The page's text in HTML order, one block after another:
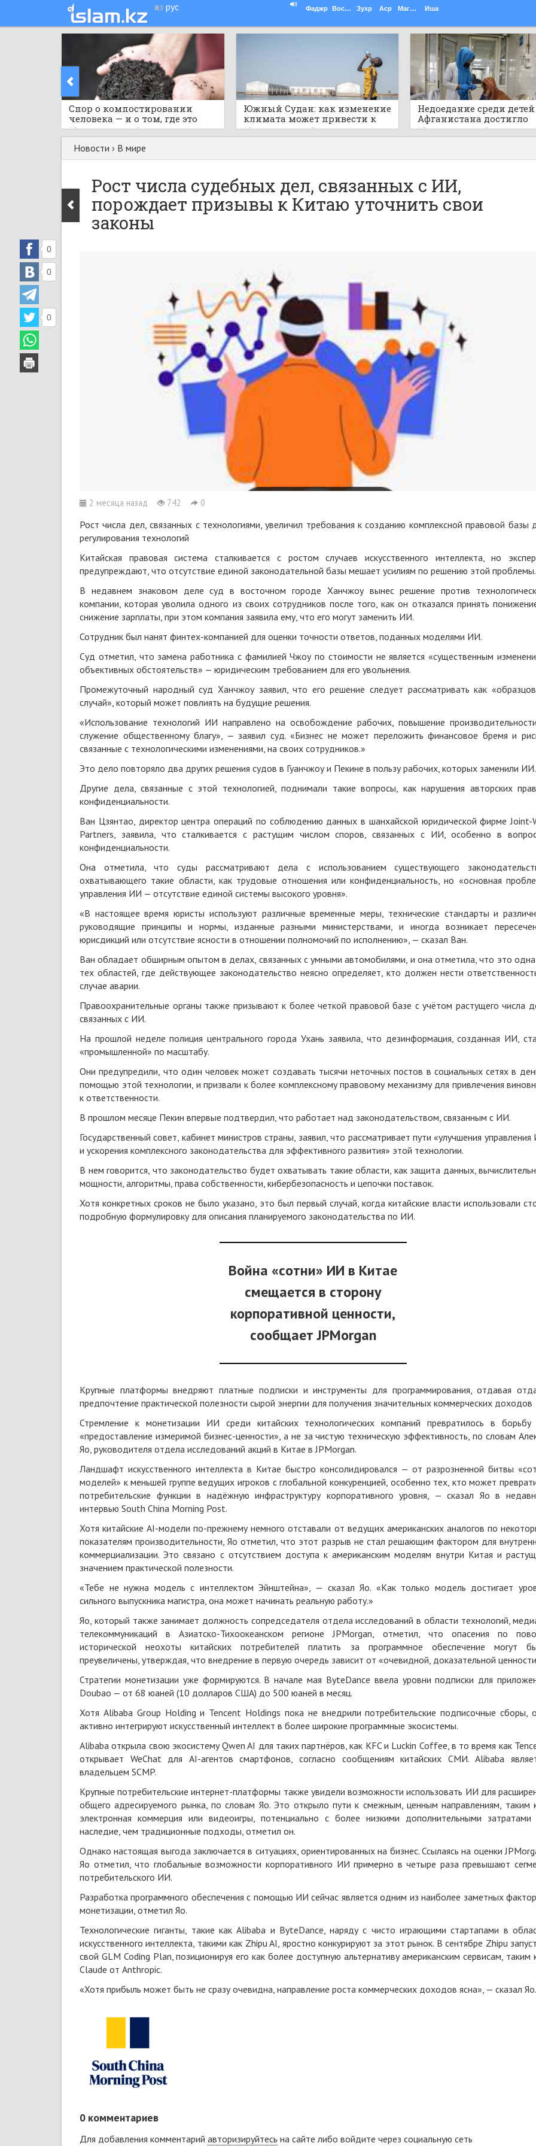
қаз рус Фаджр Восход Зухр Аср Магриб Иша
Спор о компостировании
человека — и о том, где это
легально
15 часов назад 0
Южный Судан: как изменение
климата может привести к
токсичной воде
19 часов назад 0
Недоедание среди детей
Афганистана достигло
катастрофических
19 часов назад 0
Новости › В мире
Рост числа судебных дел, связанных с ИИ,
порождает призывы к Китаю уточнить свои
законы
2 месяца назад 742 0
0
0
0
Рост числа дел, связанных с технологиями, увеличил требования к созданию комплексной правовой базы
регулирования технологий
Китайская правовая система сталкивается с ростом случаев искусственного интеллекта, но
предупреждают, что отсутствие единой законодательной базы мешает усилиям по решению этой проблемы.
В недавнем знаковом деле суд в восточном городе Ханчжоу вынес решение против
компании, которая уволила одного из своих сотрудников после того, как он отказался принять
снижение зарплаты, при этом компания заявила ему, что его могут заменить ИИ.
Сотрудник был нанят финтех-компанией для оценки точности ответов, поданных моделями ИИ.
Суд отметил, что замена работника с фамилией Чжоу по стоимости не является «существенным
объективных обстоятельств» — юридическим требованием для его увольнения.
Промежуточный народный суд Ханчжоу заявил, что его решение следует рассматривать как
случай», который может повлиять на будущие решения.
«Использование технологий ИИ направлено на освобождение рабочих, повышение
служение общественному благу», — заявил суд. «Бизнес не может переложить финансовое бремя и
связанные с технологическими изменениями, на своих сотрудников.»
Это дело повторяло два других решения судов в Гуанчжоу и Пекине в пользу рабочих, которых заменили ИИ.
Другие дела, связанные с этой технологией, поднимали такие вопросы, как нарушения авторских
конфиденциальности.
Ван Цзянтао, директор центра операций по соблюдению данных в шанхайской юридической фирме Joint-
Partners, заявила, что сталкивается с растущим числом споров, связанных с ИИ, особенно в
конфиденциальности.
Она отметила, что суды рассматривают дела с использованием существующего
охватывающего такие области, как трудовые отношения или конфиденциальность, но «основная
управления ИИ — отсутствие единой системы высокого уровня».
«В настоящее время юристы используют различные временные меры, технические стандарты и
руководящие принципы и нормы, изданные разными министерствами, и иногда возникает
юрисдикций или отсутствие ясности в отношении полномочий по исполнению», — сказал Ван.
Ван обладает обширным опытом в делах, связанных с умными автомобилями, и она отметила, что это одна
тех областей, где действующее законодательство неясно определяет, кто должен нести
случае аварии.
Правоохранительные органы также призывают к более четкой правовой базе с учётом растущего числа
связанных с ИИ.
На прошлой неделе полиция центрального города Ухань заявила, что дезинформация, созданная ИИ,
«промышленной» по масштабу.
Они предупредили, что один человек может создавать тысячи неточных постов в социальных сетях в
помощью этой технологии, и призвали к более комплексному правовому механизму для привлечения
к ответственности.
В прошлом месяце Пекин впервые подтвердил, что работает над законодательством, связанным с ИИ.
Государственный совет, кабинет министров страны, заявил, что рассматривает пути «улучшения
и ускорения комплексного законодательства для эффективного развития» этой технологии.
В нем говорится, что законодательство будет охватывать такие области, как защита данных,
мощности, алгоритмы, права собственности, кибербезопасность и цепочки поставок.
Хотя конкретных сроков не было указано, это был первый случай, когда китайские власти использовали
подробную формулировку для описания планируемого законодательства по ИИ.
Война «сотни» ИИ в Китае
смещается в сторону
корпоративной ценности,
сообщает JPMorgan
Крупные платформы внедряют платные подписки и инструменты для программирования, отдавая
предпочтение практической полезности сырой энергии для получения значительных коммерческих доходов
Стремление к монетизации ИИ среди китайских технологических компаний превратилось в борьбу
«предоставление измеримой бизнес-ценности», а не за чистую техническую эффективность, по словам
Яо, руководителя отдела исследований акций в Китае в JPMorgan.
Ландшафт искусственного интеллекта в Китае быстро консолидировался — от разрозненной битвы
моделей» к меньшей группе ведущих игроков с глобальной конкуренцией, особенно тех, кто может
потребительские функции в надёжную инфраструктуру корпоративного уровня, — сказал Яо в
интервью South China Morning Post.
Хотя китайские AI-модели по-прежнему немного отставали от ведущих американских аналогов по
показателям производительности, Яо отметил, что этот разрыв не стал решающим фактором для
коммерциализации. Это связано с отсутствием доступа к американским моделям внутри Китая и
значением практической полезности.
«Тебе не нужна модель с интеллектом Эйнштейна», — сказал Яо. «Как только модель достигает
сильного выпускника магистра, она может начинать реальную работу.»
Яо, который также занимает должность сопредседателя отдела исследований в области технологий,
телекоммуникаций в Азиатско-Тихоокеанском регионе JPMorgan, отметил, что опасения по
исторической неохоты китайских потребителей платить за программное обеспечение могут
преувеличены, утверждая, что внедрение в первую очередь зависит от «очевидной, доказательной
Стратегии монетизации уже формируются. В начале мая ByteDance ввела уровни подписки для
Doubao — от 68 юаней (10 долларов США) до 500 юаней в месяц.
Хотя Alibaba Group Holding и Tencent Holdings пока не внедрили потребительские подписочные сборы,
активно интегрируют искусственный интеллект в более широкие программные экосистемы.
Alibaba открыла свою экосистему Qwen AI для таких партнёров, как KFC и Luckin Coffee, в то время как
открывает WeChat для AI-агентов смартфонов, согласно сообщениям китайских СМИ. Alibaba
владельцем SCMP.
Крупные потребительские интернет-платформы также увидели возможности использовать ИИ для
общего адресируемого рынка, по словам Яо. Это открыло пути к смежным, ценным направлениям, таким
электронная коммерция или видеоигры, потенциально с более низкими дополнительными затратами
наследие, чем традиционные подходы, отметил он.
Однако настоящая выгода заключается в ситуациях, ориентированных на бизнес. Ссылаясь на оценки
Яо отметил, что глобальные возможности корпоративного ИИ примерно в четыре раза превышают
потребительского ИИ.
Разработка программного обеспечения с помощью ИИ сейчас является одним из наиболее заметных
монетизации, отметил Яо.
Технологические гиганты, такие как Alibaba и ByteDance, наряду с чисто играющими стартапами в
искусственного интеллекта, такими как Zhipu AI, яростно конкурируют за этот рынок. В сентябре Zhipu
свой GLM Coding Plan, позиционируя его как более доступную альтернативу американским сервисам, таким
Claude от Anthropic.
«Хотя прибыль может быть не сразу очевидна, направление роста коммерческих доходов ясна», — сказал Яо.
0 комментариев
Для добавления комментарий авторизируйтесь на сайте либо войдите через социальную сеть